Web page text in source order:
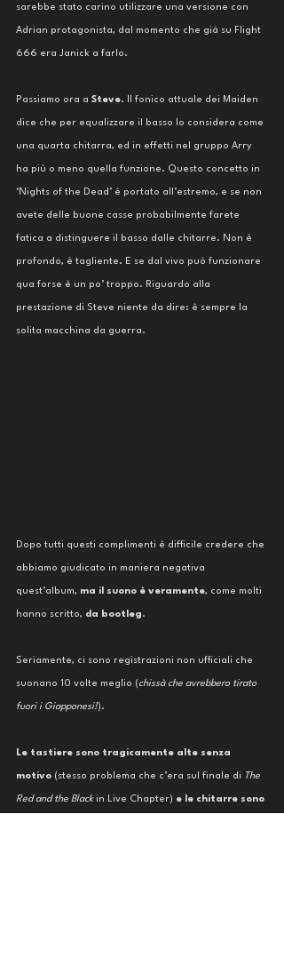
sarebbe stato carino utilizzare una versione con
Adrian protagonista, dal momento che già su Flight
666 era Janick a farlo.
Passiamo ora a Steve. Il fonico attuale dei Maiden
dice che per equalizzare il basso lo considera come
una quarta chitarra, ed in effetti nel gruppo Arry
ha più o meno quella funzione. Questo concetto in
‘Nights of the Dead’ è portato all’estremo, e se non
avete delle buone casse probabilmente farete
fatica a distinguere il basso dalle chitarre. Non è
profondo, è tagliente. E se dal vivo può funzionare
qua forse è un po’ troppo. Riguardo alla
prestazione di Steve niente da dire: è sempre la
solita macchina da guerra.
Dopo tutti questi complimenti è difficile credere che
abbiamo giudicato in maniera negativa
quest’album, ma il suono è veramente, come molti
hanno scritto, da bootleg.
Seriamente, ci sono registrazioni non ufficiali che
suonano 10 volte meglio (chissà che avrebbero tirato
fuori i Giapponesi!).
Le tastiere sono tragicamente alte senza
motivo (stesso problema che c’era sul finale di The
Red and the Black in Live Chapter) e le chitarre sono